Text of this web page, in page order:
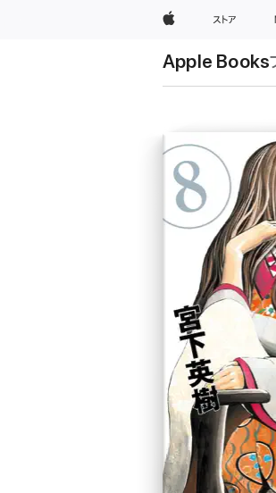
Appleストア
Apple Books